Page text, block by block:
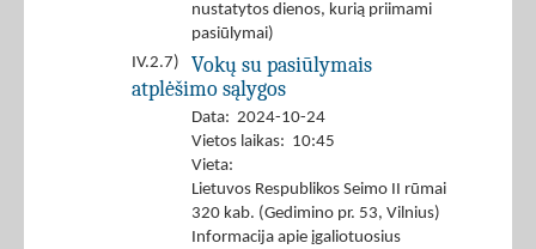
nustatytos dienos, kurią priimami
pasiūlymai)
IV.2.7)
Vokų su pasiūlymais
atplėšimo sąlygos
Data: 2024-10-24
Vietos laikas: 10:45
Vieta:
Lietuvos Respublikos Seimo II rūmai
320 kab. (Gedimino pr. 53, Vilnius)
Informacija apie įgaliotuosius